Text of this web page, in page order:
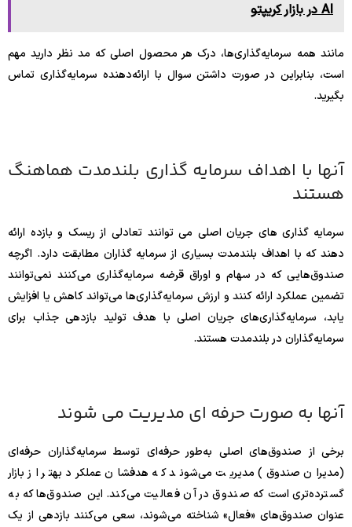
AI در بازار کریپتو
مانند همه سرمایه‌گذاری‌ها، درک هر محصول اصلی که مد نظر دارید مهم
است، بنابراین در صورت داشتن سوال با ارائه‌دهنده سرمایه‌گذاری تماس
بگیرید.
آنها با اهداف سرمایه گذاری بلندمدت هماهنگ
هستند
سرمایه گذاری های جریان اصلی می توانند تعادلی از ریسک و بازده ارائه
دهند که با اهداف بلندمدت بسیاری از سرمایه گذاران مطابقت دارد. اگرچه
صندوق‌هایی که در سهام و اوراق قرضه سرمایه‌گذاری می‌کنند نمی‌توانند
تضمین عملکرد ارائه کنند و ارزش سرمایه‌گذاری‌ها می‌تواند کاهش یا افزایش
یابد، سرمایه‌گذاری‌های جریان اصلی با هدف تولید بازدهی جذاب برای
سرمایه‌گذاران در بلندمدت هستند.
آنها به صورت حرفه ای مدیریت می شوند
برخی از صندوق‌های اصلی به‌طور حرفه‌ای توسط سرمایه‌گذاران حرفه‌ای
(مدیران صندوق) مدیریت می‌شوند که هدفشان عملکرد بهتر از بازار
گسترده‌تری است که صندوق در آن فعالیت می‌کند. این صندوق‌ها که به
عنوان صندوق‌های «فعال» شناخته می‌شوند، سعی می‌کنند بازدهی از یک